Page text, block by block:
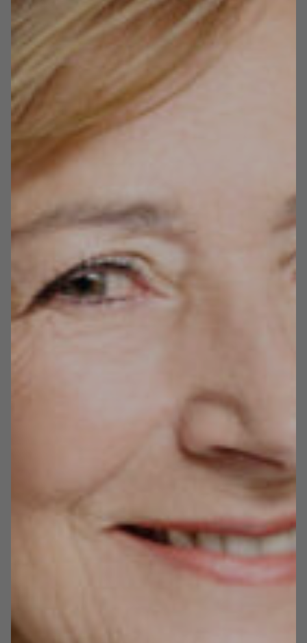
rzemieślników. Wspiera reintegrację wykluczonych
grup społecznych współpracując z zakładami karnymi
i dając więźniom możliwości rozwoju zawodowego.
Razem z żoną założył Fundację Leny Grochowskiej,
która pomaga osobom z niepełnosprawnościami,
uchodźcom i osobom w kryzysie bezdomności.